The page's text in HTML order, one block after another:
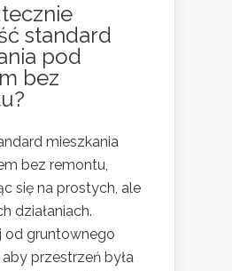
standard
pod
bez
mieszkania
bez remontu,
się na prostych, ale
działaniach.
od gruntownego
przestrzeń była